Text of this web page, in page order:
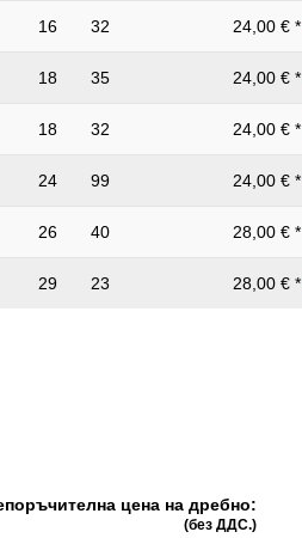
16 32 24,00 € *
18 35 24,00 € *
18 32 24,00 € *
24 99 24,00 € *
26 40 28,00 € *
29 23 28,00 € *
цена на дребно:
(без ДДС.)